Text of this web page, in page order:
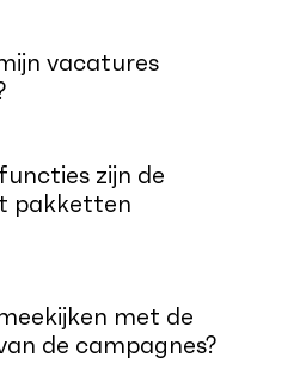
vacatures
zijn de
pakketten
met de
de campagnes?